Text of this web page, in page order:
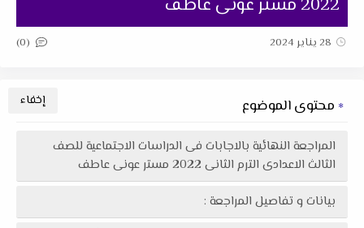
2022 مستر عونى عاطف
28 يناير 2024 (0)
محتوى الموضوع
المراجعة النهائية بالاجابات فى الدراسات الاجتماعية للصف
الثالث الاعدادى الترم الثانى 2022 مستر عونى عاطف
بيانات و تفاصيل المراجعة :